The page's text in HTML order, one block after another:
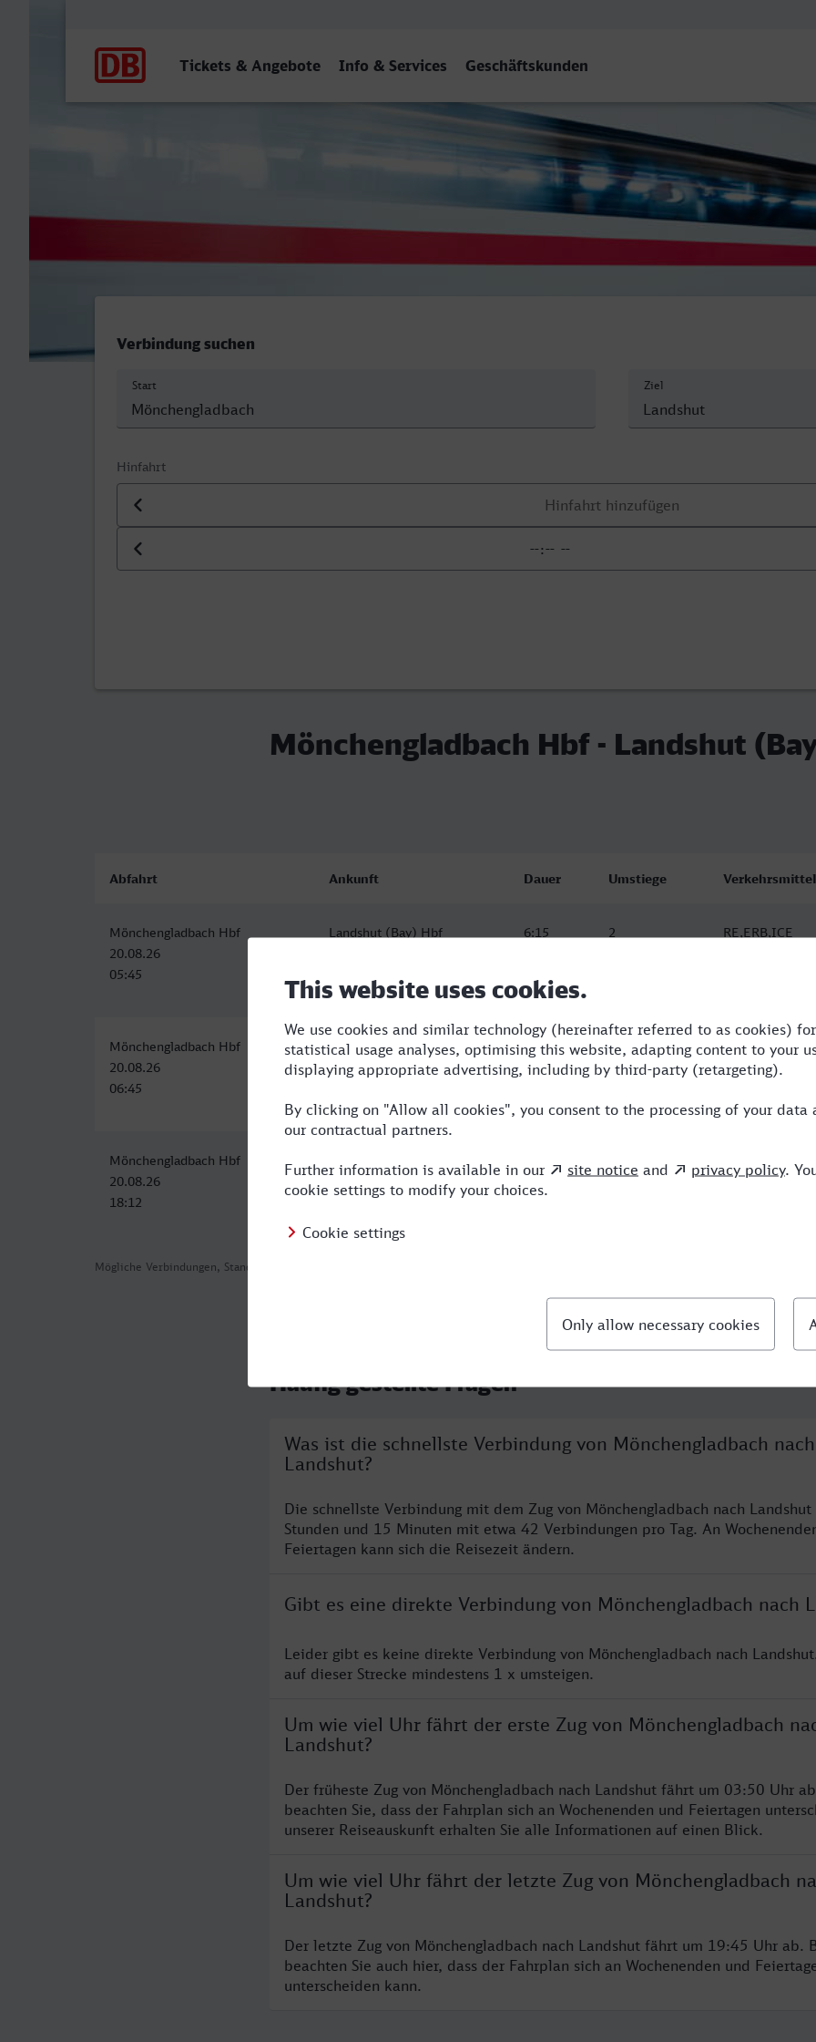
Tickets & Angebote Info & Services Geschäftskunden
Mönchengladbach Hbf - Landshut (Bay) Hbf
Verbindung suchen
Start Ziel
Hinfahrt
Datum der Hinfahrt
Uhrzeit der Hinfahrt
Mönchengladbach Hbf - Landshut
Mögliche Verbindungen, Stand: 2026-08-06 06:32
Abfahrt Ankunft Dauer Umstiege Verkehrsmittel
Mönchengladbach Hbf
20.08.26
05:45
Landshut (Bay) Hbf
6:15 2 RE,ERB,ICE
Mönchengladbach Hbf
20.08.26
06:45
Landshut (Bay) Hbf
20.08.26
6:15 2 ERB,AG,ICE
Mönchengladbach Hbf
20.08.26
18:12
Häufig gestellte Fragen
Was ist die schnellste Verbindung von Mönchengladbach nach
Landshut?
Die schnellste Verbindung mit dem Zug von Mönchengladbach nach
Stunden und 15 Minuten mit etwa 42 Verbindungen pro Tag. An
Feiertagen kann sich die Reisezeit ändern.
Gibt es eine direkte Verbindung von Mönchengladbach nach
Leider gibt es keine direkte Verbindung von Mönchengladbach nach
auf dieser Strecke mindestens 1 x umsteigen.
Um wie viel Uhr fährt der erste Zug von Mönchengladbach
Landshut?
Der früheste Zug von Mönchengladbach nach Landshut fährt um 03:50 Uhr
beachten Sie, dass der Fahrplan sich an Wochenenden und Feiertagen
unserer Reiseauskunft erhalten Sie alle Informationen auf einen Blick.
Um wie viel Uhr fährt der letzte Zug von Mönchengladbach
Landshut?
Der letzte Zug von Mönchengladbach nach Landshut fährt um 19:45 Uhr ab.
beachten Sie auch hier, dass der Fahrplan sich an Wochenenden und
unterscheiden kann.